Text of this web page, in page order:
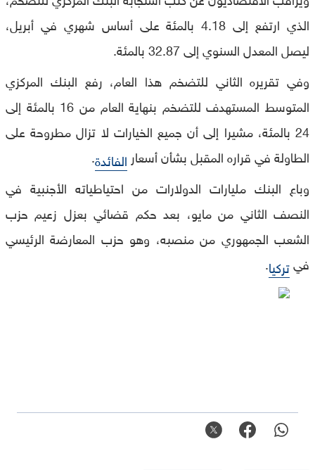
الذي ارتفع إلى 4.18 بالمئة على أساس شهري في أبريل،
ليصل المعدل السنوي إلى 32.87 بالمئة.
وفي تقريره الثاني للتضخم هذا العام، رفع البنك المركزي
المتوسط المستهدف للتضخم بنهاية العام من 16 بالمئة إلى
24 بالمئة، مشيرا إلى أن جميع الخيارات لا تزال مطروحة على
الطاولة في قراره المقبل بشأن أسعار الفائدة.
وباع البنك مليارات الدولارات من احتياطياته الأجنبية في
النصف الثاني من مايو، بعد حكم قضائي بعزل زعيم حزب
الشعب الجمهوري من منصبه، وهو حزب المعارضة الرئيسي
فيتركيا.